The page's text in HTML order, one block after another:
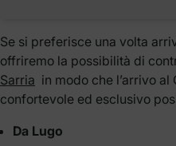
Se si preferisce una volta
offriremo la possibilità di
Sarria in modo che l’arrivo
confortevole ed esclusivo
Da Lugo